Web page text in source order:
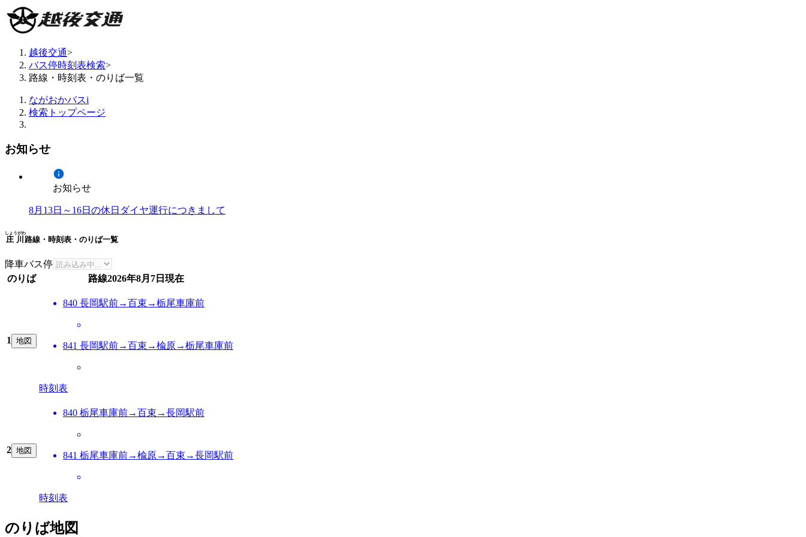
越後交通>
バス停時刻表検索>
路線・時刻表・のりば一覧
ながおかバスi
検索トップページ
お知らせ
お知らせ
8月13日～16日の休日ダイヤ運行につきまして
庄川
しょうがわ
路線・時刻表・のりば一覧
降車バス停
のりば
路線2026年8月7日 現在
1 地図
840 長岡駅前→百束→栃尾車庫前
841 長岡駅前→百束→楡原→栃尾車庫前
時刻表
2 地図
840 栃尾車庫前→百束→長岡駅前
841 栃尾車庫前→楡原→百束→長岡駅前
時刻表
のりば地図